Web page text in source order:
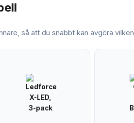
så att du snabbt kan avgöra vilken